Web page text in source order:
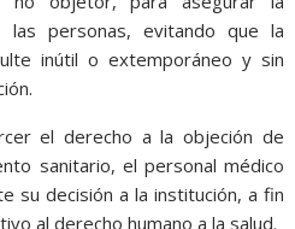
las personas, evitando que la
inútil o extemporáneo y sin
el derecho a la objeción de
sanitario, el personal médico
su decisión a la institución, a fin
al derecho humano a la salud.